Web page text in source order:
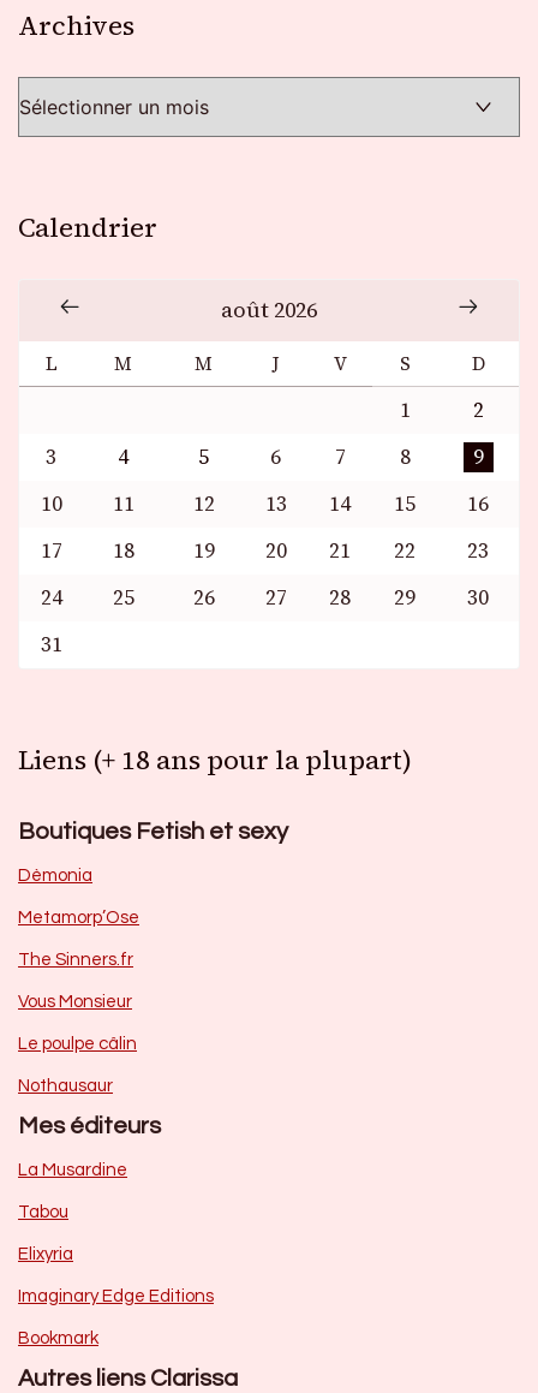
Archives
Calendrier
août 2026
L M M J V S D
1
2
3
4 5 6 7 8
9
10
11 12 13 14 15
16
17
18 19 20 21 22
23
24
25 26 27 28 29
30
31
Liens (+ 18 ans pour la plupart)
Boutiques Fetish et sexy
Dèmonia
Metamorp’Ose
The Sinners.fr
Vous Monsieur
Le poulpe câlin
Nothausaur
Mes éditeurs
La Musardine
Tabou
Elixyria
Imaginary Edge Editions
Bookmark
Autres liens Clarissa